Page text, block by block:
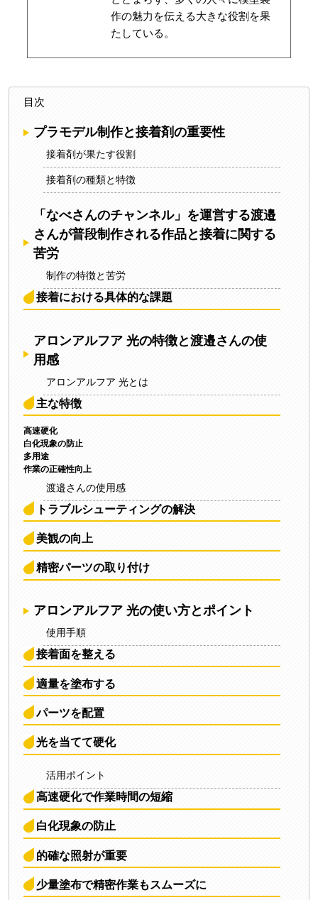
作の魅力を伝える大きな役割を果
たしている。
目次
プラモデル制作と接着剤の重要性
接着剤が果たす役割
接着剤の種類と特徴
「なべさんのチャンネル」を運営する渡邉
さんが普段制作される作品と接着に関する
苦労
制作の特徴と苦労
接着における具体的な課題
アロンアルフア 光の特徴と渡邉さんの使
用感
アロンアルフア 光とは
主な特徴
高速硬化
白化現象の防止
多用途
作業の正確性向上
渡邉さんの使用感
トラブルシューティングの解決
美観の向上
精密パーツの取り付け
アロンアルフア 光の使い方とポイント
使用手順
接着面を整える
適量を塗布する
パーツを配置
光を当てて硬化
活用ポイント
高速硬化で作業時間の短縮
白化現象の防止
的確な照射が重要
少量塗布で精密作業もスムーズに